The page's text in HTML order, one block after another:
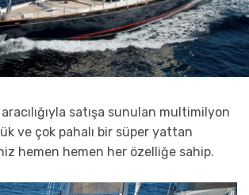
satışa sunulan multimilyon
ve çok pahalı bir süper yattan
hemen hemen her özelliğe sahip.